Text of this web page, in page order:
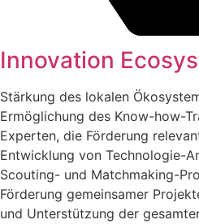
Innovation
Stärkung des lokalen
Ermöglichung des Know-how-
Experten, die Förderung
Entwicklung von Technologie-
Scouting- und Matchmaking-
Förderung gemeinsamer
und Unterstützung der